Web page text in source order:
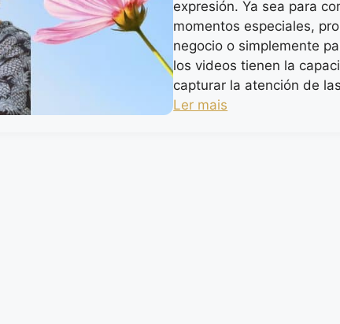
expresión. Ya sea para
momentos especiales,
negocio o simplemente
los videos tienen la
capturar la atención de
Ler mais